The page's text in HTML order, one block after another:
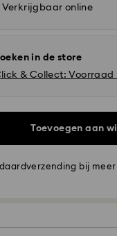
Verkrijgbaar online
in de store
& Collect: Voorraad
Toevoegen aan
bij meer